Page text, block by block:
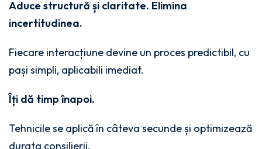
Aduce structură și claritate. Elimina
incertitudinea.
Fiecare interacțiune devine un proces predictibil, cu
pași simpli, aplicabili imediat.
Îți dă timp înapoi.
Tehnicile se aplică în câteva secunde și optimizează
durata consilierii.